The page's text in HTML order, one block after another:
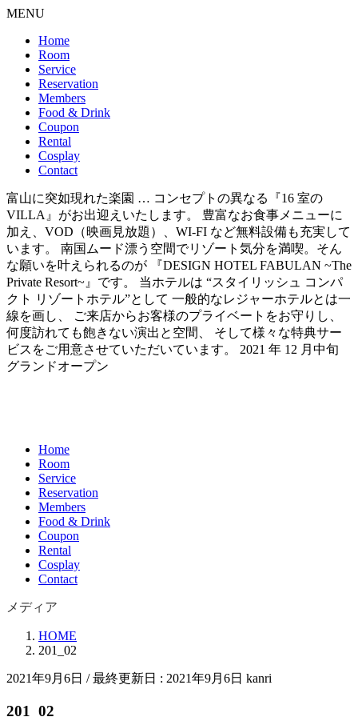
MENU
Home
Room
Service
Reservation
Members
Food & Drink
Coupon
Rental
Cosplay
Contact
富山に突如現れた楽園 … コンセプトの異なる『16 室の
VILLA』がお出迎えいたします。 豊富なお食事メニューに
加え、VOD（映画見放題）、WI-FI など無料設備も充実して
います。 南国ムード漂う空間でリゾート気分を満喫。そん
な願いを叶えられるのが 『DESIGN HOTEL FABULAN ~The
Private Resort~』です。 当ホテルは “スタイリッシュ コンパ
クト リゾートホテル”として 一般的なレジャーホテルとは一
線を画し、 ご来店からお客様のプライベートをお守りし、
何度訪れても飽きない演出と空間、 そして様々な特典サー
ビスをご用意させていただいています。 2021 年 12 月中旬
グランドオープン
Home
Room
Service
Reservation
Members
Food & Drink
Coupon
Rental
Cosplay
Contact
メディア
HOME
201_02
2021年9月6日 / 最終更新日 : 2021年9月6日 kanri
201_02